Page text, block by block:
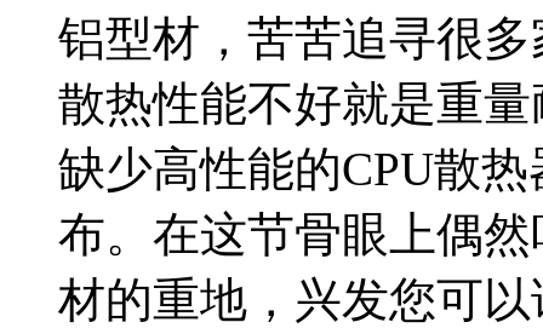
铝型材，苦苦追寻很
散热性能不好就是重
缺少高性能的CPU散
布。在这节骨眼上偶
材的重地，兴发您可